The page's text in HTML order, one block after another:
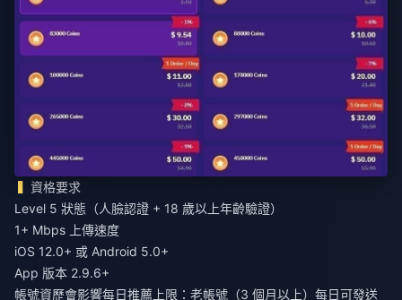
資格要求
Level 5 狀態（人臉認證 + 18 歲以上年齡驗證）
1+ Mbps 上傳速度
iOS 12.0+ 或 Android 5.0+
App 版本 2.9.6+
帳號資歷會影響每日推薦上限：老帳號（3 個月以上）每日可發送